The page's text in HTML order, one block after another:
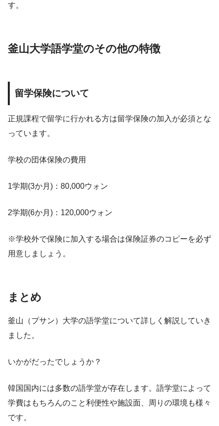
す。
釜山大学語学堂のその他の特徴
留学保険について
正規課程で留学に行かれる方は留学保険の加入が必須とな
っています。
学校の団体保険の費用
1学期(3か月)：80,000ウォン
2学期(6か月)：120,000ウォン
※学校外で保険に加入する場合は保険証券のコピーを必ず
用意しましょう。
まとめ
釜山（プサン）大学の語学堂について詳しく解説していき
ました。
いかがだったでしょうか？
韓国国内には多数の語学堂が存在します。語学堂によって
学費はもちろんのこと利便性や施設面、周りの環境も様々
です。